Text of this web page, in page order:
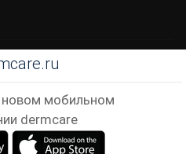
В КОРЗИНУ
магазин косметики
новом мобильном
dermcare